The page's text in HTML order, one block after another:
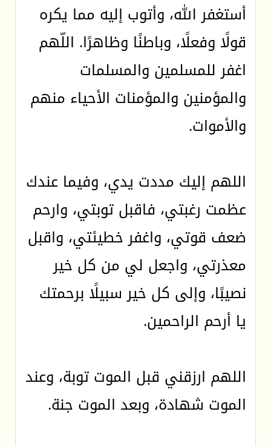
أستغفر الله، وأتوب إليه مما يكره
قولًا وفعلًا، وباطنًا وظاهرًا. اللّهم
اغفر للمسلمين والمسلمات
والمؤمنين والمؤمنات الأحياء منهم
والأموات.
اللهم إليك مددت يدي، وفيما عندك
عظمت رغبتي، فاقبل توبتي، وارحم
ضعف قوتي، واغفر خطيئتي، واقبل
معذرتي، واجعل لي من كل خير
نصيبًا، وإلى كل خير سبيلًا برحمتك
يا أرحم الراحمين.
اللهم ارزقني قبل الموت توبة، وعند
الموت شهادة، وبعد الموت جنة.